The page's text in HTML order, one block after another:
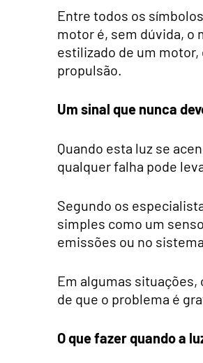
Entre todos os
motor é, sem dúvida, o
estilizado de um
propulsão.
Um sinal que nunca
Quando esta luz se
qualquer falha pode
Segundo os
simples como um
emissões ou no
Em algumas situações,
de que o problema é
O que fazer quando a